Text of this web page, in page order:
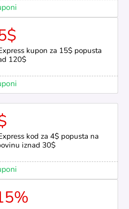
kupon za 15$ popusta
120$
kod za 4$ popusta na
iznad 30$